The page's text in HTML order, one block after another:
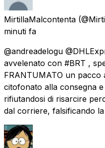
MirtillaMalcontenta
minuti fa
@andreadelogu
avvelenato con #BRT ,
FRANTUMATO un pacco
citofonato alla consegna
rifiutandosi di risarcire
dal corriere, falsificando